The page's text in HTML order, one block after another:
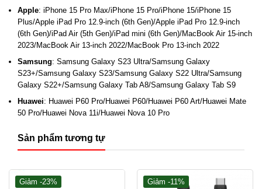
CHI NHÁNH
Chi nhánh TP.HCM
284–286 Bình Lợi, P. Bình Lợi Trung, TP.HCM
Showroom
329 Phan Xích Long, P. Cầu Kiệu, TP.HCM
Hà Nội
Số 18, BT2 Bán Đảo Linh Đàm, P. Hoàng Liệt, Hà Nội
0835 33 48 33
Apple: iPhone 15 Pro Max/iPhone 15 Pro/iPhone 15/iPhone 15
Plus/Apple iPad Pro 12.9-inch (6th Gen)/Apple iPad Pro 12.9-inch
(6th Gen)/iPad Air (5th Gen)/iPad mini (6th Gen)/MacBook Air 15-inch
2023/MacBook Air 13-inch 2022/MacBook Pro 13-inch 2022
Samsung: Samsung Galaxy S23 Ultra/Samsung Galaxy
S23+/Samsung Galaxy S23/Samsung Galaxy S22 Ultra/Samsung
Galaxy S22+/Samsung Galaxy Tab A8/Samsung Galaxy Tab S9
Huawei: Huawei P60 Pro/Huawei P60/Huawei P60 Art/Huawei Mate
50 Pro/Huawei Nova 11i/Huawei Nova 10 Pro
Sản phẩm tương tự
Giảm -23% Giảm -11%